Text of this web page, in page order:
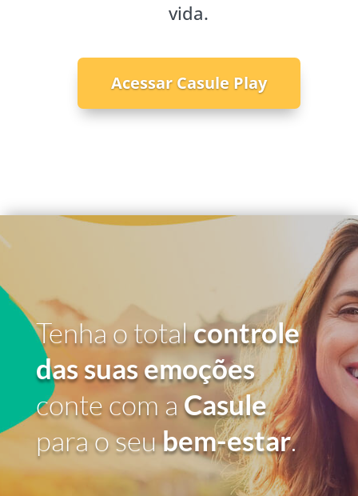
vida.
Acessar Casule Play
Tenha o totalcontrole
das suas emoções
conte com a Casule
para o seubem-estar.